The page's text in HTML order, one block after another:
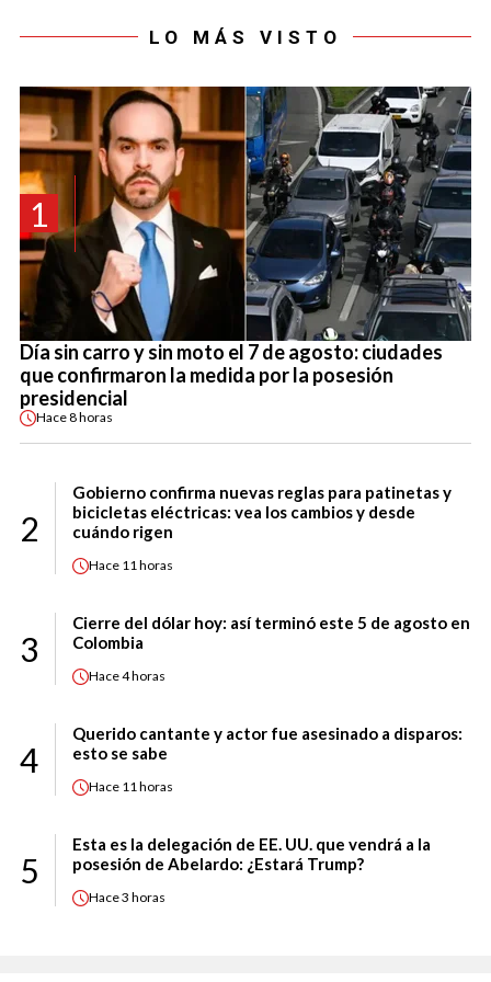
LO MÁS VISTO
1
Día sin carro y sin moto el 7 de agosto: ciudades
que confirmaron la medida por la posesión
presidencial
Hace8 horas
2
Gobierno confirma nuevas reglas para patinetas y
bicicletas eléctricas: vea los cambios y desde
cuándo rigen
Hace 11 horas
3
Cierre del dólar hoy: así terminó este 5 de agosto en
Colombia
Hace4 horas
4
Querido cantante y actor fue asesinado a disparos:
esto se sabe
Hace 11 horas
5
Esta es la delegación de EE. UU. que vendrá a la
posesión de Abelardo: ¿Estará Trump?
Hace3 horas